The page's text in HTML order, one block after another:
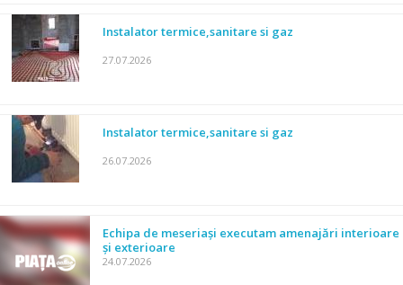
Instalator termice,sanitare si gaz
27.07.2026
Instalator termice,sanitare si gaz
26.07.2026
Echipa de meseriași executam amenajări interioare
și exterioare
24.07.2026